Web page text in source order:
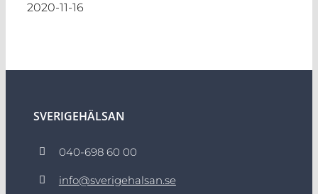
2020-11-16
SVERIGEHÄLSAN
040-698 60 00
info@sverigehalsan.se